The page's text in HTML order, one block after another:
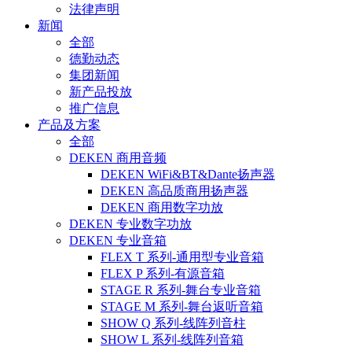
法律声明
新闻
全部
德勤动态
集团新闻
新产品投放
推广信息
产品及方案
全部
DEKEN 商用音频
DEKEN WiFi&BT&Dante扬声器
DEKEN 高品质商用扬声器
DEKEN 商用数字功放
DEKEN 专业数字功放
DEKEN 专业音箱
FLEX T 系列-通用型专业音箱
FLEX P 系列-有源音箱
STAGE R 系列-舞台专业音箱
STAGE M 系列-舞台返听音箱
SHOW Q 系列-线阵列音柱
SHOW L 系列-线阵列音箱